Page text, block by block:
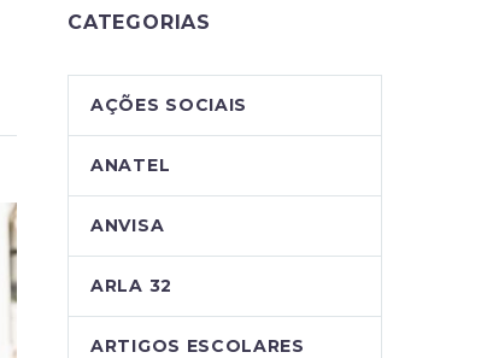
CATEGORIAS
AÇÕES SOCIAIS
ANATEL
ANVISA
ARLA 32
ARTIGOS ESCOLARES